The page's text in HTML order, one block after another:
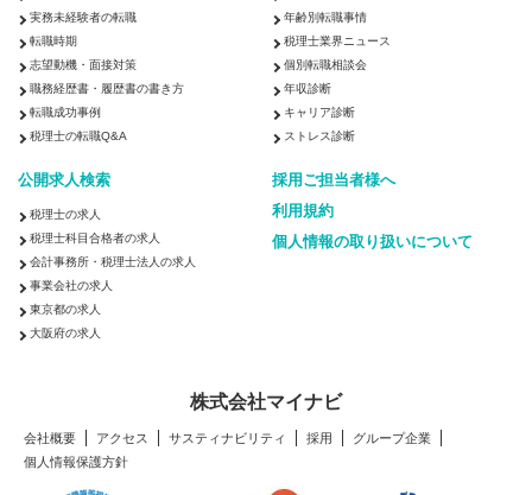
実務未経験者の転職
転職時期
志望動機・面接対策
職務経歴書・履歴書の書き方
転職成功事例
税理士の転職Q&A
年齢別転職事情
税理士業界ニュース
個別転職相談会
年収診断
キャリア診断
ストレス診断
公開求人検索
税理士の求人
税理士科目合格者の求人
会計事務所・税理士法人の求人
事業会社の求人
東京都の求人
大阪府の求人
採用ご担当者様へ
利用規約
個人情報の取り扱いについて
株式会社マイナビ
会社概要 アクセス サスティナビリティ 採用
グループ企業
個人情報保護方針